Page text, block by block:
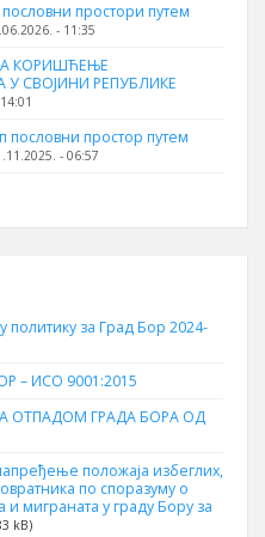
простори путем
- 11:35
КОРИШЋЕЊЕ
СВОЈИНИ РЕПУБЛИКЕ
пословни простор путем
- 06:57
политику за Град Бор 2024-
– ИСО 9001:2015
ОТПАДОМ ГРАДА БОРА ОД
положаја избеглих,
по споразуму о
миграната у граду Бору за
kB)